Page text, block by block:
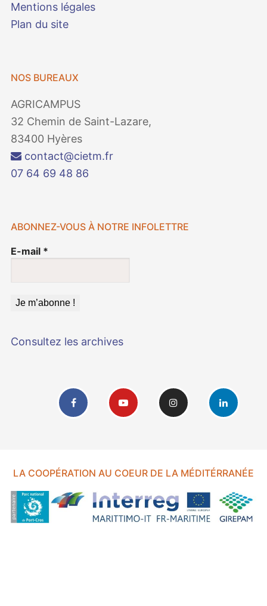
Mentions légales
Plan du site
NOS BUREAUX
AGRICAMPUS
32 Chemin de Saint-Lazare,
83400 Hyères
contact@cietm.fr
07 64 69 48 86
ABONNEZ-VOUS À NOTRE INFOLETTRE
E-mail *
Consultez les archives
LA COOPÉRATION AU COEUR DE LA MÉDITÉRRANÉE